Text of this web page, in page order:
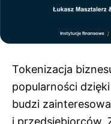
Tokenizacja
popularności
budzi
i przedsiębiorców.